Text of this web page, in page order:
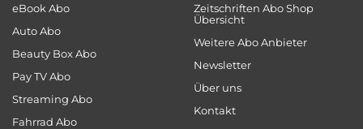
eBook Abo
Auto Abo
Beauty Box Abo
Pay TV Abo
Streaming Abo
Fahrrad Abo
Zeitschriften Abo Shop
Übersicht
Weitere Abo Anbieter
Newsletter
Über uns
Kontakt